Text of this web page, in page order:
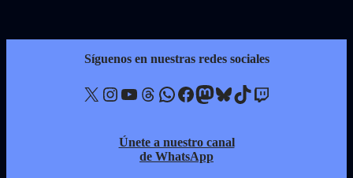
Síguenos en nuestras redes sociales
X Instagram YouTube Threads WhatsApp Facebook Mastodon Bluesky TikTok Twitch
Únete a nuestro canal
de WhatsApp